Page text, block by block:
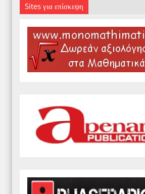
Sites για επίσκεψη